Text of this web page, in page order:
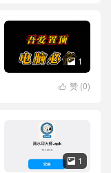
 1
 赞 (0)
 1